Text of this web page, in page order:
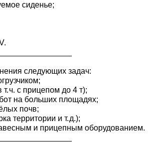
сиденье;
следующих задач:
ч. с прицепом до 4 т);
на больших площадях;
почв;
территории и т. д.);
и прицепным оборудованием.